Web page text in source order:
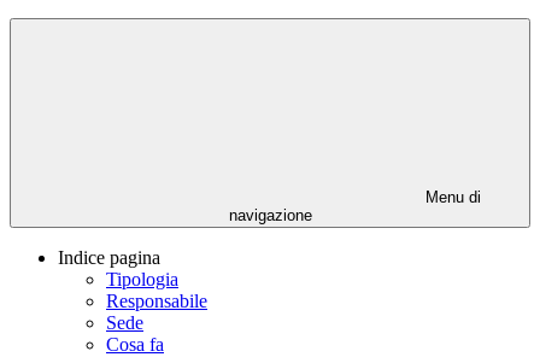
Menu di
navigazione
Indice pagina
Tipologia
Responsabile
Sede
Cosa fa